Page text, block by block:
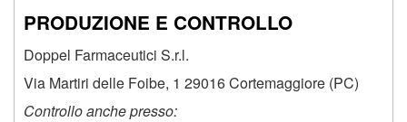
PRODUZIONE E CONTROLLO
Doppel Farmaceutici S.r.l.
Via Martiri delle Foibe, 1 29016 Cortemaggiore (PC)
Controllo anche presso: